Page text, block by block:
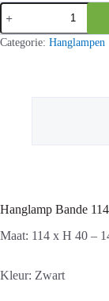
Hanglamp
Bande
114
Zwart
Categorie: Hanglampen
Hanglamp Bande
Maat: 114 x H 40 –
Kleur: Zwart